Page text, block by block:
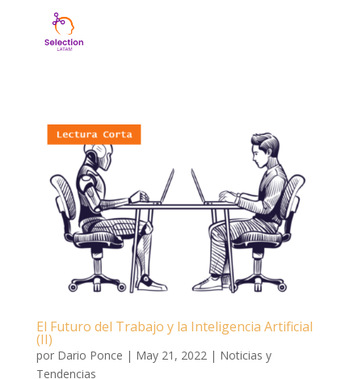
El Futuro del Trabajo y la Inteligencia Artificial
(II)
por Dario Ponce | May 21, 2022 | Noticias y
Tendencias